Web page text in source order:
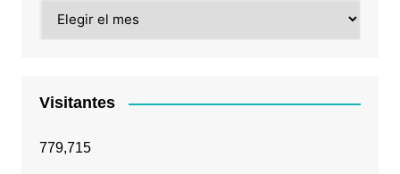
Visitantes
779,715